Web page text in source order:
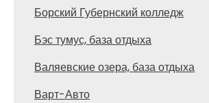
Борский Губернский колледж
Бэс тумус, база отдыха
Валяевские озера, база отдыха
Варт-Авто